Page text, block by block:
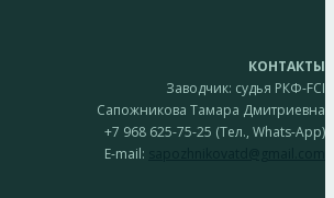
КОНТАКТЫ
Заводчик: судья РКФ-FCI
Сапожникова Тамара Дмитриевна
+7 968 625-75-25 (Тел., Whats-App)
E-mail: